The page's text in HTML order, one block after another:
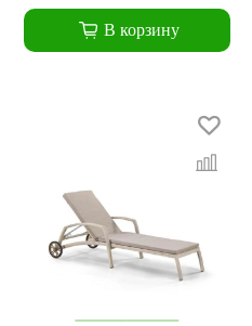
В корзину